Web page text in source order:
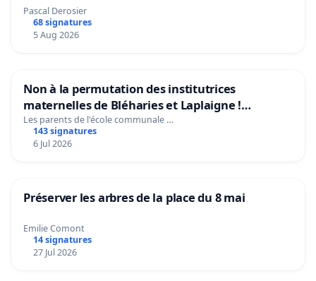
Pascal Derosier
68 signatures
5 Aug 2026
Non à la permutation des institutrices
maternelles de Bléharies et Laplaigne !
Préservons la stabilité de nos enfants.
Les parents de l'école communale …
143 signatures
6 Jul 2026
Préserver les arbres de la place du 8 mai
Emilie Comont
14 signatures
27 Jul 2026